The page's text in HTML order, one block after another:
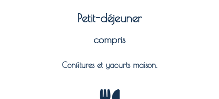
Petit-déjeuner
compris
Confitures et yaourts maison.